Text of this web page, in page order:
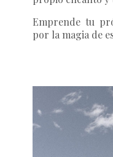
Emprende tu
por la magia de